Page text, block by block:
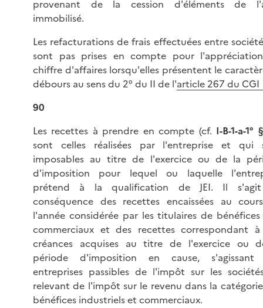
provenant de la cession d'éléments de
immobilisé.
Les refacturations de frais effectuées entre
sont pas prises en compte pour
chiffre d'affaires lorsqu'elles présentent le
débours au sens du 2° du II de l'article 267 du CGI
90
Les recettes à prendre en compte (cf. I-B-1-a-1°
sont celles réalisées par l'entreprise et qui
imposables au titre de l'exercice ou de la
d'imposition pour lequel ou laquelle
prétend à la qualification de JEI. Il
conséquence des recettes encaissées au
l'année considérée par les titulaires de
commerciaux et des recettes correspondant
créances acquises au titre de l'exercice ou
période d'imposition en cause, s'agissant
entreprises passibles de l'impôt sur les
relevant de l'impôt sur le revenu dans la
bénéfices industriels et commerciaux.